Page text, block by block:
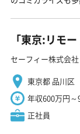
「東京:リモ
セーフィー株式会社
東京都 品川区
年収600万円～
正社員